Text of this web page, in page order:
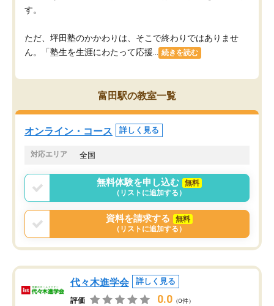
す。
ただ、坪田塾のかかわりは、そこで終わりではありませ
ん。「塾生を生涯にわたって応援...
続きを読む
富田駅の教室一覧
オンライン・コース 詳しく見る
対応エリア 全国
無料体験を申し込む
無料
（リストに追加する）
資料を請求する
無料
（リストに追加する）
代々木進学会 詳しく見る
評価 0.0 （0件）